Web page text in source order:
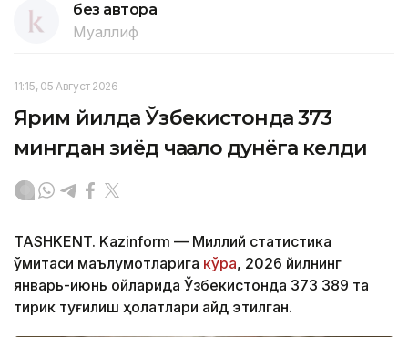
без автора
Муаллиф
11:15, 05 Август 2026
Ярим йилда Ўзбекистонда 373
мингдан зиёд чақалоқ дунёга келди
TASHKENT. Kazinform — Миллий статистика
қўмитаси маълумотларига кўра, 2026 йилнинг
январь-июнь ойларида Ўзбекистонда 373 389 та
тирик туғилиш ҳолатлари қайд этилган.